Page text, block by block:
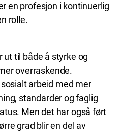
en profesjon i kontinuerlig
rolle.
til både å styrke og
overraskende.
arbeid med mer
standarder og faglig
Men det har også ført
grad blir en del av